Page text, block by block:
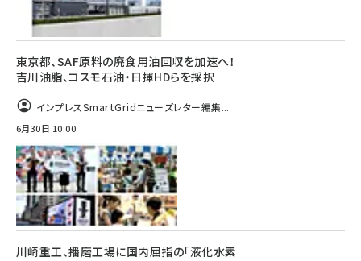
東京都、SAF原料の廃食用油回収を加速へ！
吉川油脂、コスモ石油・日揮HDらを採択
インプレスSmartGridニューズレター編集...
6月30日 10:00
川崎重工、播磨工場に国内屈指の「液化水素